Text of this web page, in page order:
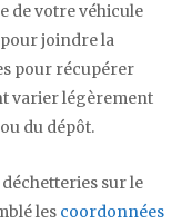
de votre véhicule
joindre la
pour récupérer
varier légèrement
du dépôt.
sur le
les coordonnées